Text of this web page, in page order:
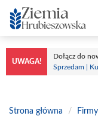
Przejdź
do
treści
UWAGA!
Dołącz do
Sprzedam |
Strona główna / Firmy